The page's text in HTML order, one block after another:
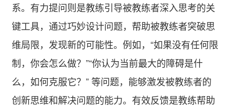
系。有力提问则是教练引导被教练者深入思考的关
键工具，通过巧妙设计问题，帮助被教练者突破思
维局限，发现新的可能性。例如，“如果没有任何限
制，你会怎么做？”“你认为当前最大的障碍是什
么，如何克服它？” 等问题，能够激发被教练者的
创新思维和解决问题的能力。有效反馈是教练帮助